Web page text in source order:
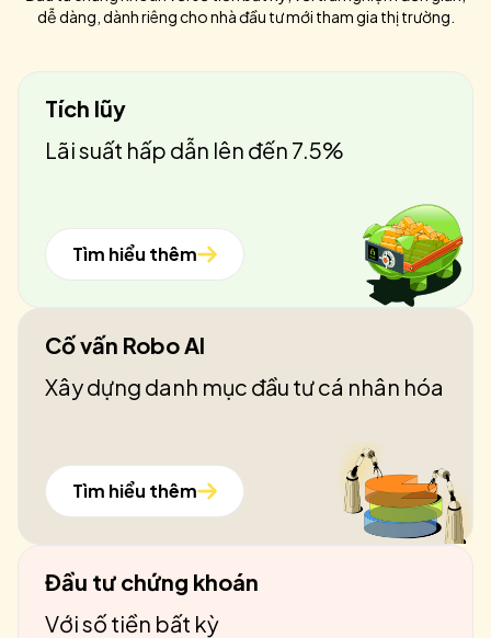
dễ dàng, dành riêng cho nhà đầu tư mới tham gia thị trường.
Tích lũy
Lãi suất hấp dẫn lên đến 7.5%
Tìm hiểu thêm
Cố vấn Robo AI
Xây dựng danh mục đầu tư cá nhân hóa
Tìm hiểu thêm
Đầu tư chứng khoán
Với số tiền bất kỳ